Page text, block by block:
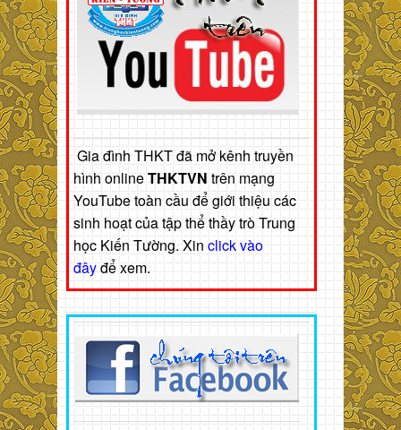
Gia đình THKT đã mở kênh truyền
hình onlineTHKTVN trên mạng
YouTube toàn cầu để giới thiệu các
sinh hoạt của tập thể thầy trò Trung
học Kiến Tường. Xin click vào
đâyđể xem.